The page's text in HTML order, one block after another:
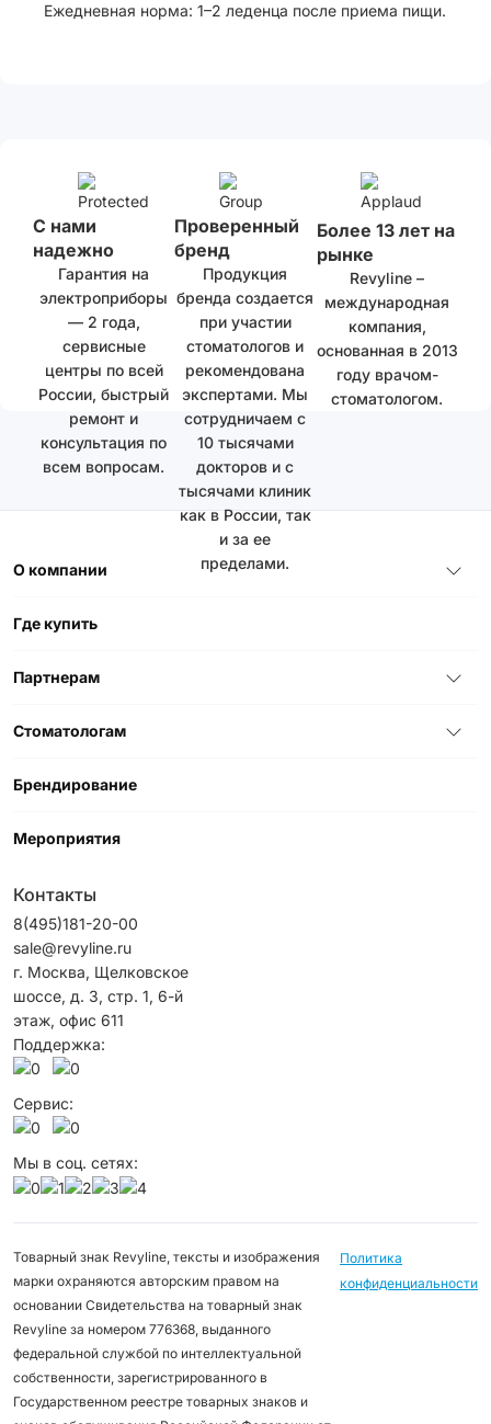
Ежедневная норма: 1–2 леденца после приема пищи.
С нами
надежно
Гарантия на
электроприборы
— 2 года,
сервисные
центры по всей
России, быстрый
ремонт и
консультация по
всем вопросам.
Проверенный
бренд
Продукция
бренда создается
при участии
стоматологов и
рекомендована
экспертами. Мы
сотрудничаем с
10 тысячами
докторов и с
тысячами клиник
как в России, так
и за ее
пределами.
Более 13 лет на
рынке
Revyline –
международная
компания,
основанная в 2013
году врачом-
стоматологом.
О компании
Где купить
Партнерам
Стоматологам
Брендирование
Мероприятия
Контакты
8(495)181-20-00
sale@revyline.ru
г. Москва, Щелковское
шоссе, д. 3, стр. 1, 6-й
этаж, офис 611
Поддержка:
Сервис:
Мы в соц. сетях:
Товарный знак Revyline, тексты и изображения
марки охраняются авторским правом на
основании Свидетельства на товарный знак
Revyline за номером 776368, выданного
федеральной службой по интеллектуальной
собственности, зарегистрированного в
Государственном реестре товарных знаков и
Политика
конфиденциальности